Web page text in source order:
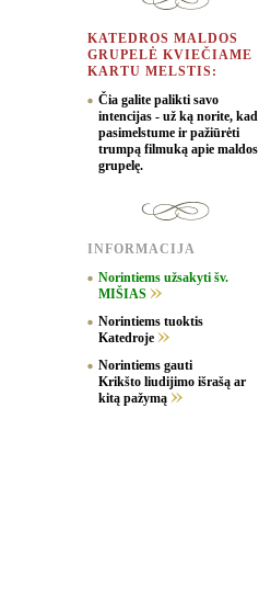
KATEDROS MALDOS
GRUPELĖ KVIEČIAME
KARTU MELSTIS:
Čia galite palikti savo
intencijas - už ką norite, kad
pasimelstume ir pažiūrėti
trumpą filmuką apie maldos
grupelę.
INFORMACIJA
Norintiems užsakyti šv.
MIŠIAS
Norintiems tuoktis
Katedroje
Norintiems gauti
Krikšto liudijimo išrašą ar
kitą pažymą